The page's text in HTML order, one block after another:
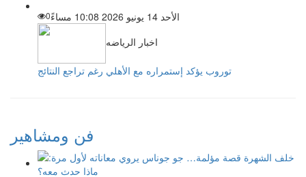
الأحد 14 يونيو 2026 10:08 مساءً
0
اخبار الرياضه
توروب يؤكد إستمراره مع الأهلي رغم تراجع النتائج
فن ومشاهير